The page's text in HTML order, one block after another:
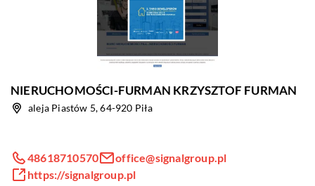
NIERUCHOMOŚCI-FURMAN KRZYSZTOF FURMAN
aleja Piastów 5, 64-920 Piła
48618710570
office@signalgroup.pl
https://signalgroup.pl